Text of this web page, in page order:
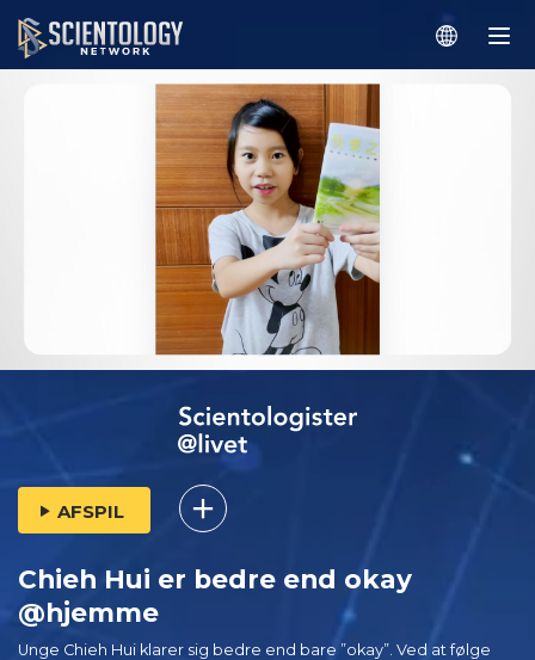
AFSPIL
Chieh Hui er bedre end okay
@hjemme
Unge Chieh Hui klarer sig bedre end bare ”okay”. Ved at følge